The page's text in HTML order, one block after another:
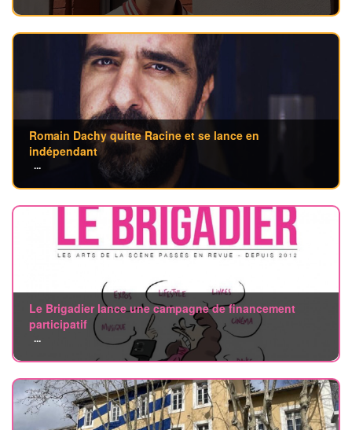
Romain Dachy quitte Racine et se lance en
indépendant
...
Le Brigadier lance une campagne de financement
participatif
...